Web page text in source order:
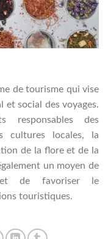
de tourisme qui vise
et social des voyages.
responsables des
cultures locales, la
de la flore et de la
un moyen de
et de favoriser le
touristiques.